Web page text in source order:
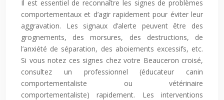
Il est essentiel de reconnaître les signes de problèmes
comportementaux et d’agir rapidement pour éviter leur
aggravation. Les signaux d’alerte peuvent être des
grognements, des morsures, des destructions, de
l’anxiété de séparation, des aboiements excessifs, etc.
Si vous notez ces signes chez votre Beauceron croisé,
consultez un professionnel (éducateur canin
comportementaliste ou vétérinaire
comportementaliste) rapidement. Les interventions